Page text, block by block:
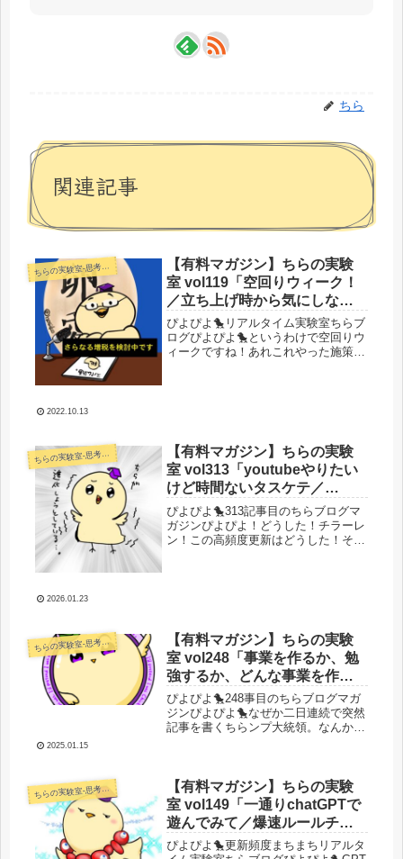
ちら
関連記事
ちらの実験室-思考・失敗談・リアルタイム実況等を発信します-
【有料マガジン】ちらの実験
室 vol119「空回りウィーク！
／立ち上げ時から気にしない
といけなかったミス／人生ハ
ードモードフラグ来る／収益
報告とか」
ぴよぴよ🐤リアルタイム実験室ちらブ
ログぴよぴよ🐤というわけで空回りウ
ィークですね！あれこれやった施策が
2022.10.13
ちらの実験室-思考・失敗談・リアルタイム実況等を発信します-
【有料マガジン】ちらの実験
室 vol313「youtubeやりたい
けど時間ないタスケテ／
youtube作戦立案＆AIパワーで
一気にやりたいことが実現す
る可能性」
ぴよぴよ🐤313記事目のちらブログマ
ガジンぴよぴよ！どうした！チラーレ
ン！この高頻度更新はどうした！それ
2026.01.23
ちらの実験室-思考・失敗談・リアルタイム実況等を発信します-
【有料マガジン】ちらの実験
室 vol248「事業を作るか、勉
強するか、どんな事業を作る
かの意思決定についてソフト
ウェア開発や金融投資のアナ
ロジーで色々考えてみた」
ぴよぴよ🐤248事目のちらブログマガ
ジンぴよぴよ🐤なぜか二日連続で突然
記事を書くちらンプ大統領。なんか昨
つもだろって(; ･`д･´)そう...
2025.01.15
ちらの実験室-思考・失敗談・リアルタイム実況等を発信します-
【有料マガジン】ちらの実験
室 vol149「一通りchatGPTで
遊んでみて／爆速ルールチェ
ンジデスゲーム時代の立ち回
ぴよぴよ🐤更新頻度まちまちリアルタ